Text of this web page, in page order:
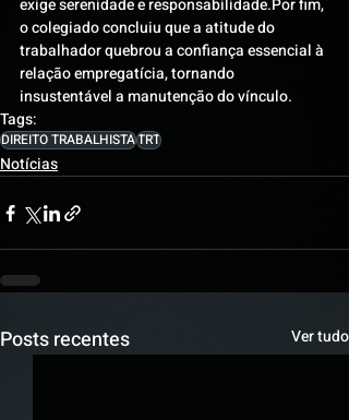
exige serenidade e responsabilidade.Por fim,
o colegiado concluiu que a atitude do
trabalhador quebrou a confiança essencial à
relação empregatícia, tornando
insustentável a manutenção do vínculo.
Tags:
DIREITO TRABALHISTATRT
Notícias
Posts recentes Ver tudo